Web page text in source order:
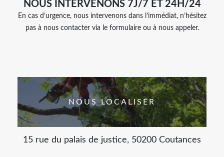
NOUS INTERVENONS 7J/7 ET 24H/24
En cas d’urgence, nous intervenons dans l’immédiat, n’hésitez
pas à nous contacter via le formulaire ou à nous appeler.
NOUS LOCALISER
15 rue du palais de justice, 50200 Coutances